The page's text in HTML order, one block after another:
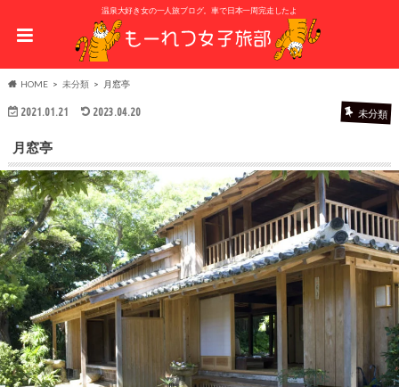
温泉大好き女の一人旅ブログ。車で日本一周完走したよ
HOME 未分類 月窓亭
2021.01.21 2023.04.20 未分類
月窓亭